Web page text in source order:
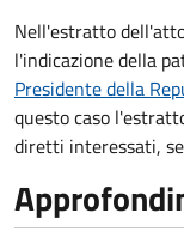
Nell'estratto
l'indicazione della
Presidente della
questo caso
diretti interessati,